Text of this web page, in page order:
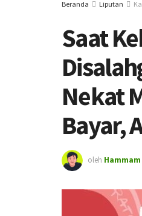
Beranda Liputan
Saat
Nekat
Bayar,
oleh